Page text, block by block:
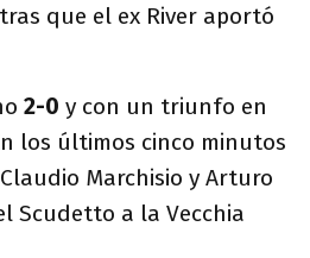
que el ex River aportó
2-0 y con un triunfo en
los últimos cinco minutos
Marchisio y Arturo
Scudetto a la Vecchia